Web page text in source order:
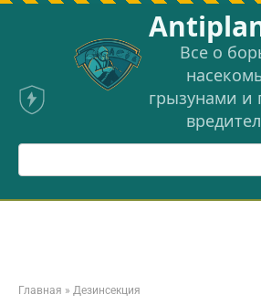
Перейти
Все о
грызунами и
Поиск:
Главная » Дезинсекция